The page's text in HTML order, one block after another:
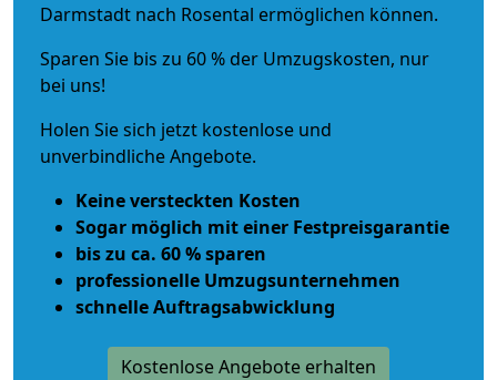
Darmstadt nach Rosental ermöglichen können.
Sparen Sie bis zu 60 % der Umzugskosten, nur
bei uns!
Holen Sie sich jetzt kostenlose und
unverbindliche Angebote.
Keine versteckten Kosten
Sogar möglich mit einer Festpreisgarantie
bis zu ca. 60 % sparen
professionelle Umzugsunternehmen
schnelle Auftragsabwicklung
Kostenlose Angebote erhalten